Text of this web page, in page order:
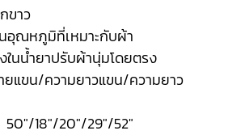
ขาว
อุณหภูมิที่เหมาะกับผ้า
ในน้ำยาปรับผ้านุ่มโดยตรง
แขน/ความยาวแขน/ความยาว
18"/20"/29"/52"